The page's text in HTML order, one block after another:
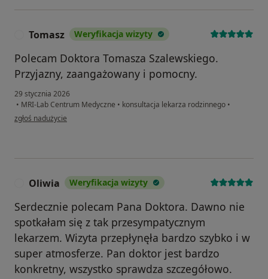
Tomasz Weryfikacja wizyty
Polecam Doktora Tomasza Szalewskiego.
Przyjazny, zaangażowany i pomocny.
29 stycznia 2026
• MRI-Lab Centrum Medyczne • konsultacja lekarza rodzinnego •
w opinii użytkownika Tomasz
zgłoś nadużycie
Oliwia Weryfikacja wizyty
Serdecznie polecam Pana Doktora. Dawno nie
spotkałam się z tak przesympatycznym
lekarzem. Wizyta przepłynęła bardzo szybko i w
super atmosferze. Pan doktor jest bardzo
konkretny, wszystko sprawdza szczegółowo.